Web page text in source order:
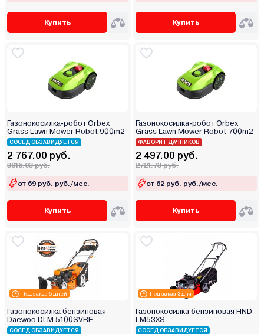
Купить Купить
Газонокосилка-робот Orbex
Grass Lawn Mower Robot 900m2
СОСЕД ОБЗАВИДУЕТСЯ
2 767.00 руб.
3016.03 руб.
от 69 руб. руб./мес.
Купить
Газонокосилка-робот Orbex
Grass Lawn Mower Robot 700m2
ФАВОРИТ ДАЧНИКОВ
2 497.00 руб.
2721.73 руб.
от 62 руб. руб./мес.
Купить
Под заказ 5 дней
Газонокосилка бензиновая
Daewoo DLM 5100SVRE
СОСЕД ОБЗАВИДУЕТСЯ
Под заказ 3 дня
Газонокосилка бензиновая HND
LM53XS
СОСЕД ОБЗАВИДУЕТСЯ